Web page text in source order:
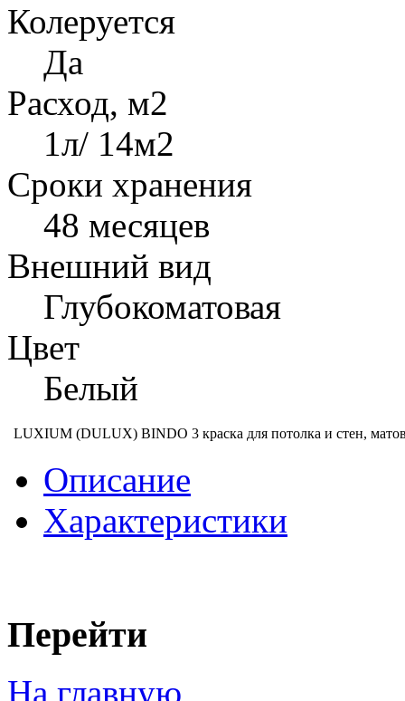
Колеруется
Да
Расход, м2
1л/ 14м2
Сроки хранения
48 месяцев
Внешний вид
Глубокоматовая
Цвет
Белый
LUXIUM (DULUX) BINDO 3 краска для потолка и стен,
Описание
Характеристики
Перейти
На главную